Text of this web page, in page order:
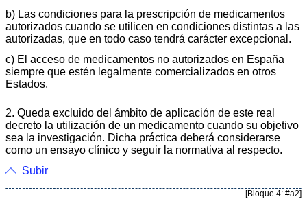
b) Las condiciones para la prescripción de medicamentos
autorizados cuando se utilicen en condiciones distintas a las
autorizadas, que en todo caso tendrá carácter excepcional.
c) El acceso de medicamentos no autorizados en España
siempre que estén legalmente comercializados en otros
Estados.
2. Queda excluido del ámbito de aplicación de este real
decreto la utilización de un medicamento cuando su objetivo
sea la investigación. Dicha práctica deberá considerarse
como un ensayo clínico y seguir la normativa al respecto.
Subir
[Bloque 4: #a2]